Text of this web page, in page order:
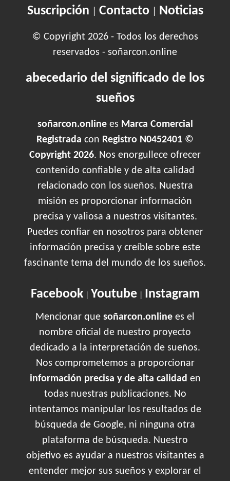
Suscripción Contacto| Noticias
© Copyright 2026 - Todos los derechos
reservados - soñarcon.online
abecedario del significado de los
sueños
soñarcon.onlinees Marca Comercial
Registrada con Registro N0452401 ©
Copyright 2026. Nos enorgullece ofrecer
contenido confiable y de alta calidad
relacionado con los sueños. Nuestra
misión es proporcionar información
precisa y valiosa a nuestros visitantes.
Puedes confiar en nosotros para obtener
información precisa y creíble sobre este
fascinante tema del mundo de los sueños.
Facebook| Youtube| Instagram
Mencionar que soñarcon.online es el
nombre oficial de nuestro proyecto
dedicado a la interpretación de sueños.
Nos comprometemos a proporcionar
información precisa y de alta calidad en
todas nuestras publicaciones. No
intentamos manipular los resultados de
búsqueda de Google, ni ninguna otra
plataforma de búsqueda. Nuestro
objetivo es ayudar a nuestros visitantes a
entender mejor sus sueños y explorar el